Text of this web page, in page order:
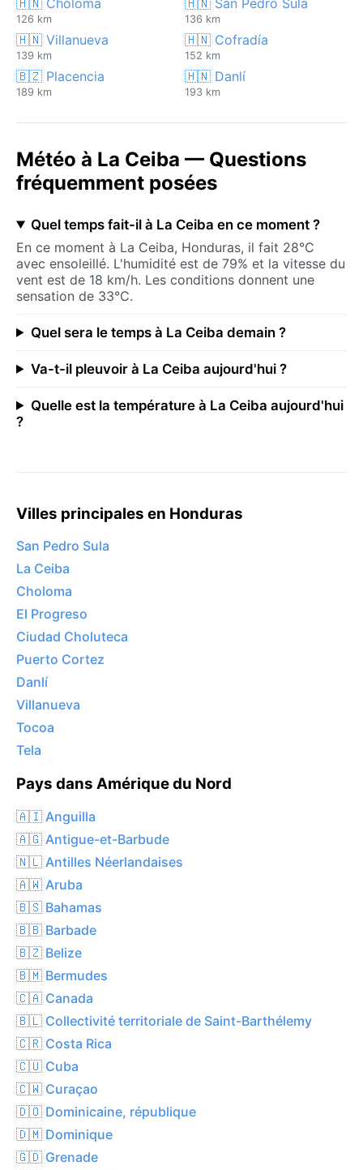
126 km 136 km
🇭🇳 Villanueva
139 km
🇭🇳 Cofradía
152 km
🇧🇿 Placencia
189 km
🇭🇳 Danlí
193 km
Météo à La Ceiba — Questions
fréquemment posées
Quel temps fait-il à La Ceiba en ce moment ?
En ce moment à La Ceiba, Honduras, il fait 28°C
avec ensoleillé. L'humidité est de 79% et la vitesse du
vent est de 18 km/h. Les conditions donnent une
sensation de 33°C.
Quel sera le temps à La Ceiba demain ?
Va-t-il pleuvoir à La Ceiba aujourd'hui ?
Quelle est la température à La Ceiba aujourd'hui
?
Villes principales en Honduras
San Pedro Sula
La Ceiba
Choloma
El Progreso
Ciudad Choluteca
Puerto Cortez
Danlí
Villanueva
Tocoa
Tela
Pays dans Amérique du Nord
🇦🇮 Anguilla
🇦🇬 Antigue-et-Barbude
🇳🇱 Antilles Néerlandaises
🇦🇼 Aruba
🇧🇸 Bahamas
🇧🇧 Barbade
🇧🇿 Belize
🇧🇲 Bermudes
🇨🇦 Canada
🇧🇱 Collectivité territoriale de Saint-Barthélemy
🇨🇷 Costa Rica
🇨🇺 Cuba
🇨🇼 Curaçao
🇩🇴 Dominicaine, république
🇩🇲 Dominique
🇬🇩 Grenade